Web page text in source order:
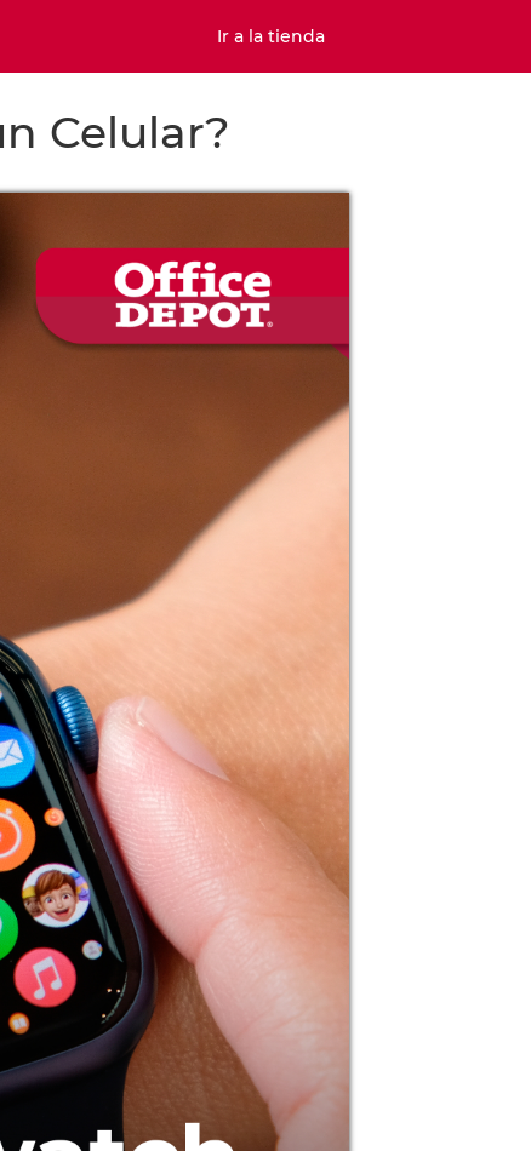
Ir a la tienda
Celular?